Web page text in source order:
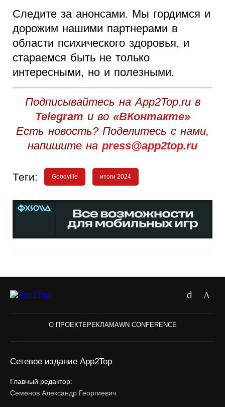
Следите за анонсами. Мы гордимся и
дорожим нашими партнерами в
области психического здоровья, и
стараемся быть не только
интересными, но и полезными.
Подписывайтесь на App2Top.ru в
Telegram и во «ВКонтакте»
Есть новость? Поделитесь с нами,
напишите на press@app2top.ru
Теги: Goodville итоги 2024
О ПРОЕКТЕРЕКЛАМАWN CONFERENCE
Сетевое издание App2Top
Главный редактор:
Семенов Александр Георгиевич